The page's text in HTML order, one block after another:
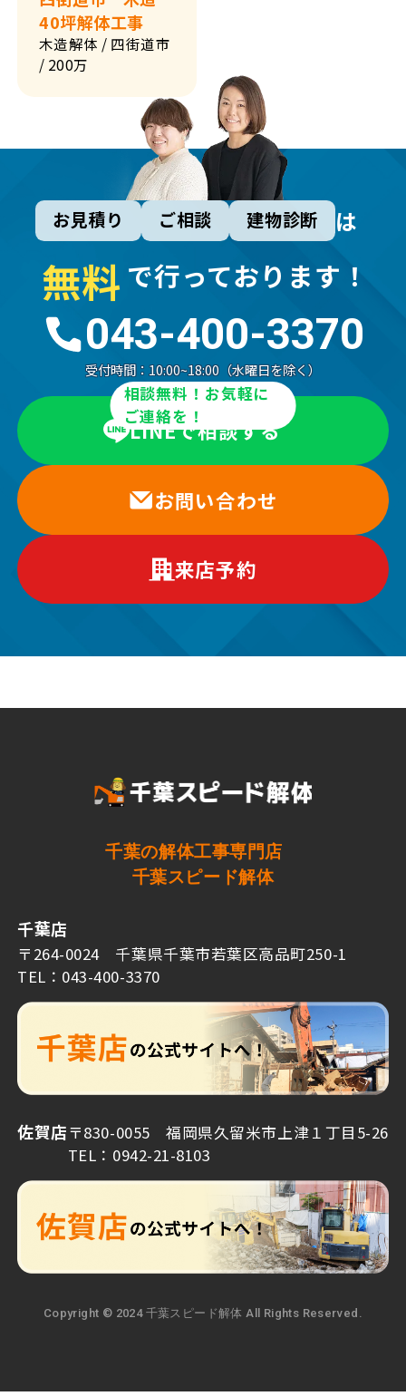
40坪解体工事
木造解体 / 四街道市
/ 200万
お見積り ご相談 建物診断 は
無料 で行っております！
043-400-3370
受付時間： 10:00~18:00（水曜日を除く）
相談無料！お気軽に
ご連絡を！
LINEで相談する
お問い合わせ
来店予約
千葉の解体工事専門店
千葉スピード解体
千葉店
〒264-0024 千葉県千葉市若葉区高品町250-1
TEL：043-400-3370
佐賀店〒830-0055 福岡県久留米市上津１丁目5-26
TEL：0942-21-8103
Copyright © 2024 千葉スピード解体 All Rights Reserved.